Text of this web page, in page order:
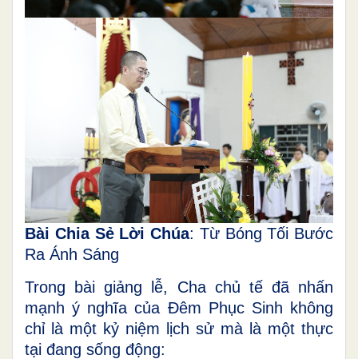
Bài Chia Sẻ Lời Chúa: Từ Bóng Tối Bước
Ra Ánh Sáng
Trong bài giảng lễ, Cha chủ tế đã nhấn
mạnh ý nghĩa của Đêm Phục Sinh không
chỉ là một kỷ niệm lịch sử mà là một thực
tại đang sống động: